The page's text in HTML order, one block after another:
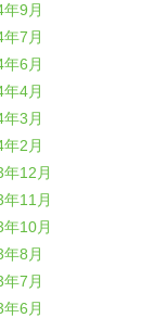
9月
7月
6月
4月
3月
2月
年12月
年11月
年10月
8月
7月
6月